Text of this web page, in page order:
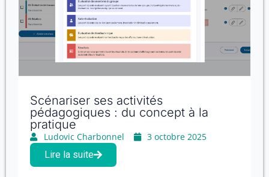
Scénariser ses activités
pédagogiques : du concept à la
pratique
Ludovic Charbonnel
3 octobre 2025
Lire la suite